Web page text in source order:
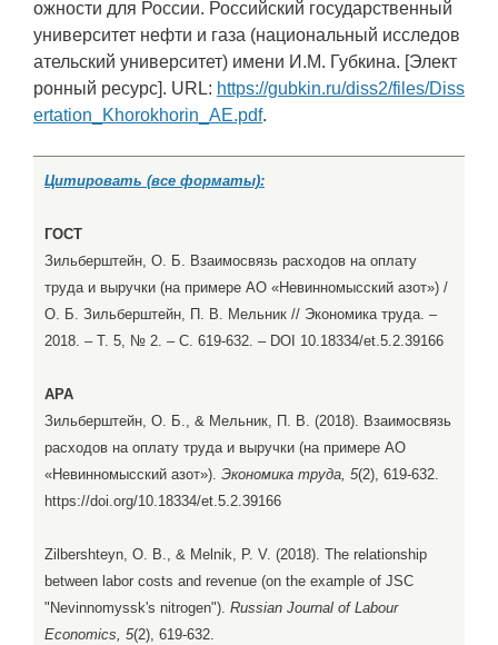
ожности для России. Российский государственный
университет нефти и газа (национальный исследов
ательский университет) имени И.М. Губкина. [Элект
ронный ресурс]. URL: https://gubkin.ru/diss2/files/Diss
ertation_Khorokhorin_AE.pdf.
Цитировать (все форматы):
ГОСТ
Зильберштейн, О. Б. Взаимосвязь расходов на оплату
труда и выручки (на примере АО «Невинномысский азот») /
О. Б. Зильберштейн, П. В. Мельник // Экономика труда. –
2018. – Т. 5, № 2. – С. 619-632. – DOI 10.18334/et.5.2.39166
APA
Зильберштейн, О. Б., & Мельник, П. В. (2018). Взаимосвязь
расходов на оплату труда и выручки (на примере АО
«Невинномысский азот»). Экономика труда, 5(2), 619-632.
https://doi.org/10.18334/et.5.2.39166
Zilbershteyn, O. B., & Melnik, P. V. (2018). The relationship
between labor costs and revenue (on the example of JSC
"Nevinnomyssk's nitrogen"). Russian Journal of Labour
Economics, 5(2), 619-632.